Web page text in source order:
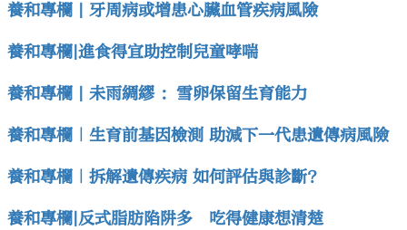
養和專欄 | 牙周病或增患心臟血管疾病風險
養和專欄|進食得宜助控制兒童哮喘
養和專欄 | 未雨綢繆 ：雪卵保留生育能力
養和專欄｜生育前基因檢測 助減下一代患遺傳病風險
養和專欄｜拆解遺傳疾病 如何評估與診斷？
養和專欄|反式脂肪陷阱多 吃得健康想清楚